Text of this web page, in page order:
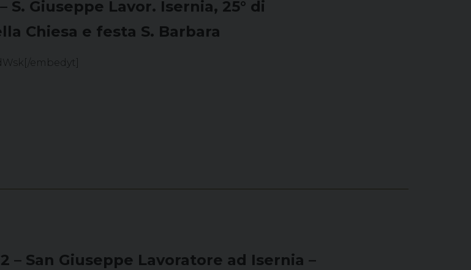
S. Giuseppe Lavor. Isernia, 25° di
Chiesa e festa S. Barbara
embedyt]
– San Giuseppe Lavoratore ad Isernia –